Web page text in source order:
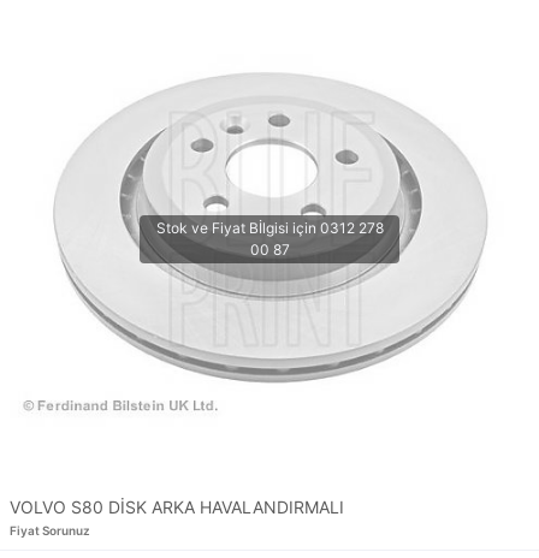
VOLVO S80 DİSK ARKA HAVALANDIRMALI
Fiyat Sorunuz